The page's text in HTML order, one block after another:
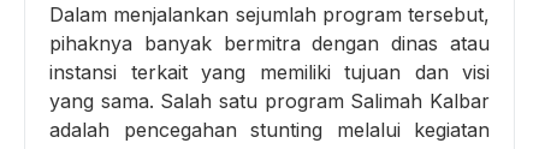
Dalam menjalankan sejumlah program tersebut,
pihaknya banyak bermitra dengan dinas atau
instansi terkait yang memiliki tujuan dan visi
yang sama. Salah satu program Salimah Kalbar
adalah pencegahan stunting melalui kegiatan